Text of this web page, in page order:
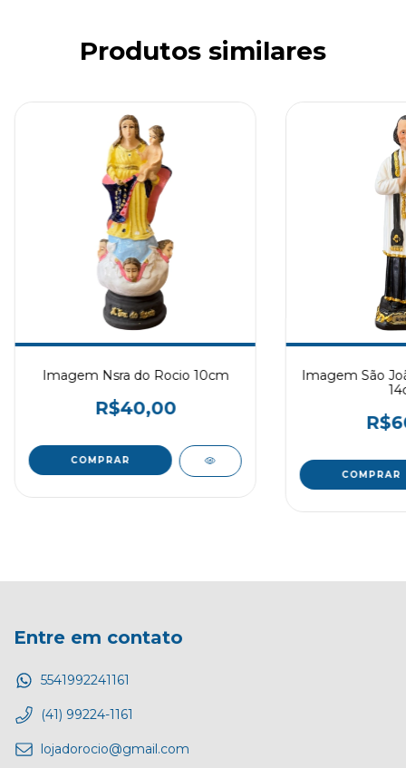
Produtos similares
Imagem Nsra do Rocio 10cm
R$40,00
Imagem São
Entre em contato
5541992241161
(41) 99224-1161
lojadorocio@gmail.com